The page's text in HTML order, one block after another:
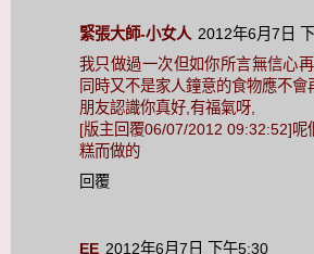
緊張大師-小女人 2012年6月7日
我只做過一次但如你所言無信心
同時又不是家人鐘意的食物應不
朋友認識你真好,有福氣呀,
[版主回覆06/07/2012 09:32:52]呢
糕而做的
回覆
EE 2012年6月7日 下午5:30